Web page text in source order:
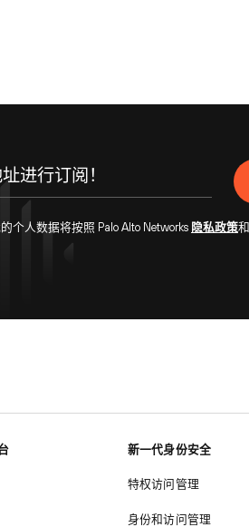
个人数据将按照 Palo Alto Networks 隐私政策和
新一代身份安全
特权访问管理
身份和访问管理